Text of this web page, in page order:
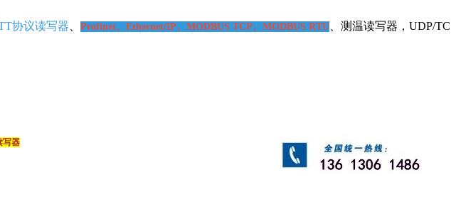
读写器、Profinet、Ethernet/IP、MODBUS TCP、MODBUS RTU、测温读写器，UDP/TCP客户
写器